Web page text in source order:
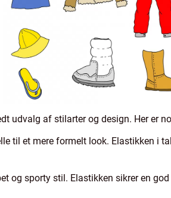
udvalg af stilarter og design. Her er
til et mere formelt look. Elastikken i
og sporty stil. Elastikken sikrer en